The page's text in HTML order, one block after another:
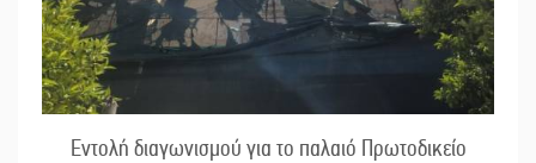
Εντολή διαγωνισμού για το παλαιό Πρωτοδικείο